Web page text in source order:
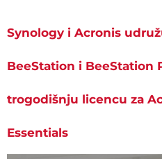
Synology i Acronis
BeeStation i BeeStation
trogodišnju licencu za
Essentials